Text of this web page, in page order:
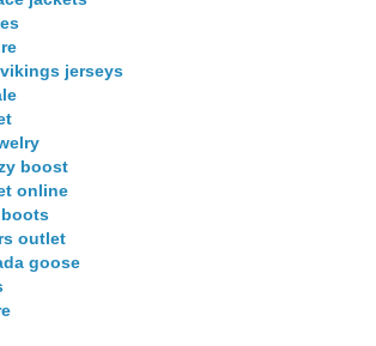
jerseys
boost
online
outlet
goose